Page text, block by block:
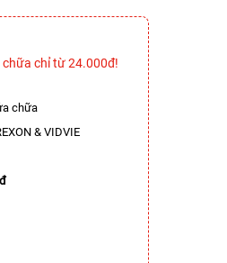
chữa chỉ từ 24.000đ!
chữa
& VIDVIE